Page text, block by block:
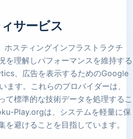
サービス
スティングインフラストラクチ
を理解しパフォーマンスを維持する
、広告を表示するためのGoogle
ます。これらのプロバイダーは、
て標準的な技術データを処理するこ
Play.orgは、システムを軽量に保
を避けることを目指しています。